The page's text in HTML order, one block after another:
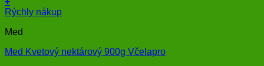
Rýchly nákup
Med
Med Kvetový nektárový 900g Včelapro